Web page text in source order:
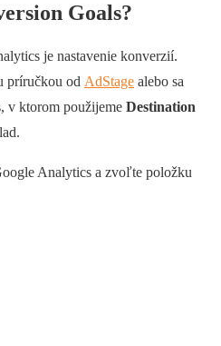
Goals?
je nastavenie konverzií.
príručkou od AdStage alebo sa
v ktorom použijeme Destination
Analytics a zvoľte položku